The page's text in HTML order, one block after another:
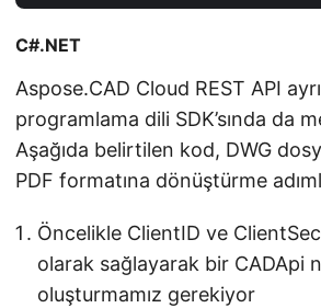
C#.NET
Aspose.CAD Cloud REST API
programlama dili SDK’sında da
Aşağıda belirtilen kod, DWG
PDF formatına dönüştürme
Öncelikle ClientID ve
olarak sağlayarak bir CADApi
oluşturmamız gerekiyor